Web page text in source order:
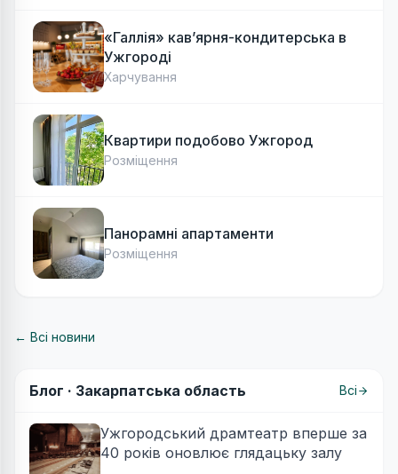
«Галлія» кав’ярня-кондитерська в
Ужгороді
Харчування
Квартири подобово Ужгород
Розміщення
Панорамні апартаменти
Розміщення
← Всі новини
Блог · Закарпатська область Всі
Ужгородський драмтеатр вперше за
40 років оновлює глядацьку залу